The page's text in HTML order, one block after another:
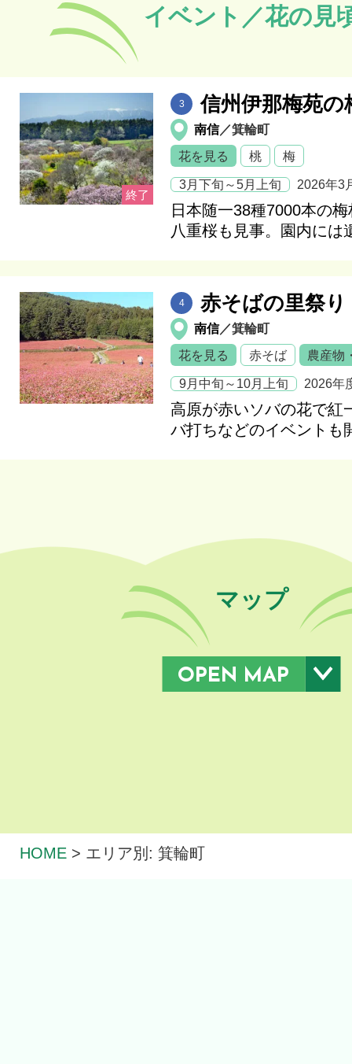
イベント／花の見
3 信州伊那梅苑の
南信／箕輪町
花を見る
桃 梅
3月下旬～5月上旬 2026年3
日本随一38種7000本の
八重桜も見事。園内には
4 赤そばの里祭り
南信／箕輪町
花を見る
赤そば 農産物
9月中旬～10月上旬 2026年
高原が赤いソバの花で紅
バ打ちなどのイベントも
マップ
OPEN MAP
HOME > エリア別: 箕輪町